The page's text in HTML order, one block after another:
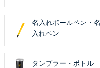
名入れボールペン・名
入れペン
タンブラー・ボトル